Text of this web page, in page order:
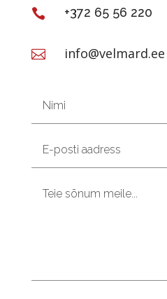
 +372 65 56 220
 info@velmard.ee